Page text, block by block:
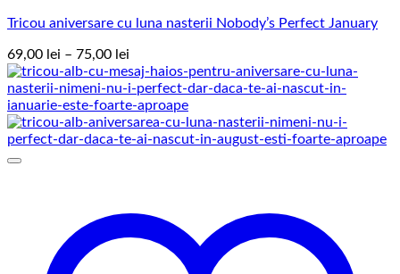
Tricou aniversare cu luna nasterii Nobody’s Perfect January
69,00 lei – 75,00 lei
de
prețuri:
69,00 lei
până
la